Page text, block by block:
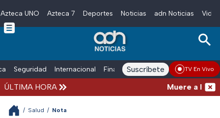
Skip to main content
Azteca UNO Azteca 7 Deportes Noticias adn Noticias
Seguridad Internacional Finanzas adn Noticias Radio
Suscríbete TV En Vivo
ÚLTIMA HORA Muere a los
/ Salud / Nota